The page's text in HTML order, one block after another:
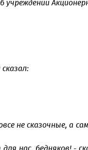
учреждении
не сказочные, а